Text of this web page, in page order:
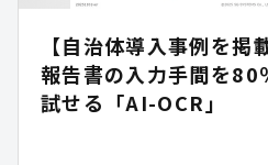
【自治体導入事例を掲
報告書の入力手間を80
試せる「AI-OCR」